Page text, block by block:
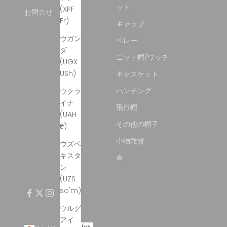
(XPF
Fr)
ウガン
ダ
(UGX
USh)
ウクラ
イナ
(UAH
₴)
ウズベ
キスタ
ン
(UZS
so'm)
ウルグ
アイ
お問合せ
ット
キャップ
ベレー
ニット帽/ワッチ
キャスケット
ハンチング
飛行帽
その他の帽子
小物雑貨
傘